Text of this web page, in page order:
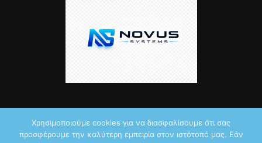
Χρησιμοποιούμε cookies για να διασφαλίσουμε ότι σας
προσφέρουμε την καλύτερη εμπειρία στον ιστότοπό μας. Εάν